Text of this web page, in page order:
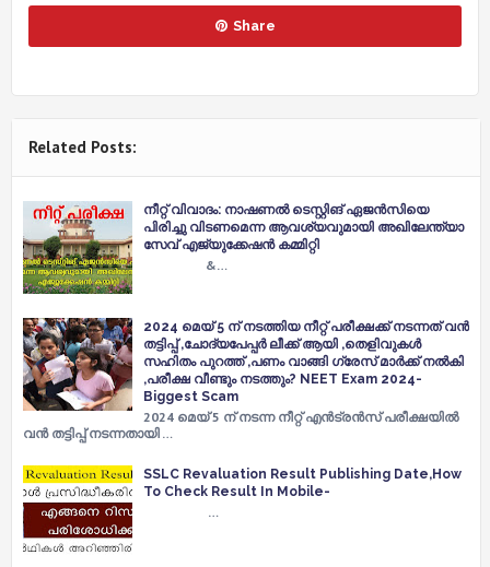
Share
Related Posts:
നീറ്റ് വിവാദം: നാഷണൽ ടെസ്റ്റിങ് ഏജൻസിയെ
പിരിച്ചു വിടണമെന്ന ആവശ്യവുമായി അഖിലേന്ത്യാ
സേവ് എജ്യുക്കേഷൻ കമ്മിറ്റി
&…
2024 മെയ് 5 ന് നടത്തിയ നീറ്റ് പരീക്ഷക്ക്‌ നടന്നത് വൻ
തട്ടിപ്പ് ,ചോദ്യപേപ്പർ ലീക്ക് ആയി ,തെളിവുകൾ
സഹിതം പുറത്ത് ,പണം വാങ്ങി ഗ്രേസ് മാർക്ക് നൽകി
,പരീക്ഷ വീണ്ടും നടത്തും? NEET Exam 2024-
Biggest Scam
2024 മെയ് 5 ന് നടന്ന നീറ്റ് എൻട്രൻസ് പരീക്ഷയിൽ
വൻ തട്ടിപ്പ് നടന്നതായി …
SSLC Revaluation Result Publishing Date,How
To Check Result In Mobile-
…